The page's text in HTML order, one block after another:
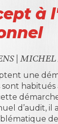
à
| MICHEL
une
sont
d’audit, il